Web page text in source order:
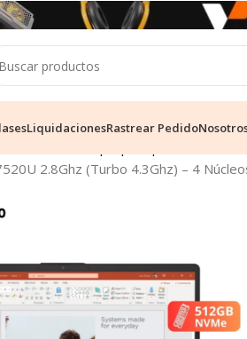
LiquidacionesRastrear Pedido
2.8Ghz (Turbo 4.3Ghz) – 4